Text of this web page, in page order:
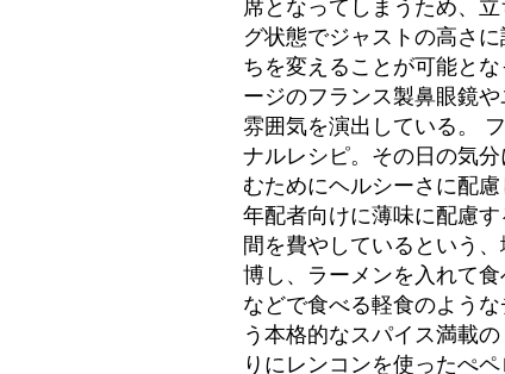
グ状態でジャストの高さ
ちを変えることが可能と
ージのフランス製鼻眼鏡
雰囲気を演出している。
ナルレシピ。その日の気
むためにヘルシーさに配
年配者向けに薄味に配慮
間を費やしているという
博し、ラーメンを入れて
などで食べる軽食のよう
う本格的なスパイス満載
りにレンコンを使ったぺ